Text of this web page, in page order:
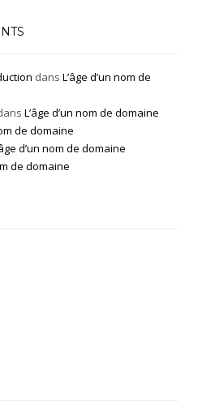
dans L’âge d’un nom de
L’âge d’un nom de domaine
de domaine
d’un nom de domaine
de domaine